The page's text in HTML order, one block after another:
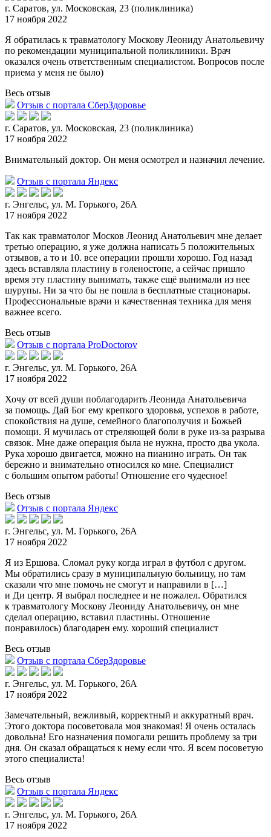
г. Саратов, ул. Московская, 23 (поликлиника)
17 ноября 2022
Я обратилась к травматологу Москову Леониду Анатольевичу
по рекомендации муниципальной поликлиники. Врач
оказался очень ответственным специалистом. Вопросов после
приема у меня не было)
Весь отзыв
Отзыв с портала СберЗдоровье
г. Саратов, ул. Московская, 23 (поликлиника)
17 ноября 2022
Внимательный доктор. Он меня осмотрел и назначил лечение.
Отзыв с портала Яндекс
г. Энгельс, ул. М. Горького, 26А
17 ноября 2022
Так как травматолог Москов Леонид Анатольевич мне делает
третью операцию, я уже должна написать 5 положительных
отзывов, а то и 10. все операции прошли хорошо. Год назад
здесь вставляла пластину в голеностопе, а сейчас пришло
время эту пластину вынимать, также ещё вынимали из нее
шурупы. Ни за что бы не пошла в бесплатные стационары.
Профессиональные врачи и качественная техника для меня
важнее всего.
Весь отзыв
Отзыв с портала ProDoctorov
г. Энгельс, ул. М. Горького, 26А
17 ноября 2022
Хочу от всей души поблагодарить Леонида Анатольевича
за помощь. Дай Бог ему крепкого здоровья, успехов в работе,
спокойствия на душе, семейного благополучия и Божьей
помощи. Я мучилась от стреляющей боли в руке из-за разрыва
связок. Мне даже операция была не нужна, просто два укола.
Рука хорошо двигается, можно на пианино играть. Он так
бережно и внимательно относился ко мне. Специалист
с большим опытом работы! Отношение его чудесное!
Весь отзыв
Отзыв с портала Яндекс
г. Энгельс, ул. М. Горького, 26А
17 ноября 2022
Я из Ершова. Сломал руку когда играл в футбол с другом.
Мы обратились сразу в муниципальную больницу, но там
сказали что мне помочь не смогут и направили в […]
и Ди центр. Я выбрал последнее и не пожалел. Обратился
к травматологу Москову Леониду Анатольевичу, он мне
сделал операцию, вставил пластины. Отношение
понравилось) благодарен ему. хороший специалист
Весь отзыв
Отзыв с портала СберЗдоровье
г. Энгельс, ул. М. Горького, 26А
17 ноября 2022
Замечательный, вежливый, корректный и аккуратный врач.
Этого доктора посоветовала моя знакомая! Я очень осталась
довольна! Его назначения помогали решить проблему за три
дня. Он сказал обращаться к нему если что. Я всем посоветую
этого специалиста!
Весь отзыв
Отзыв с портала Яндекс
г. Энгельс, ул. М. Горького, 26А
17 ноября 2022